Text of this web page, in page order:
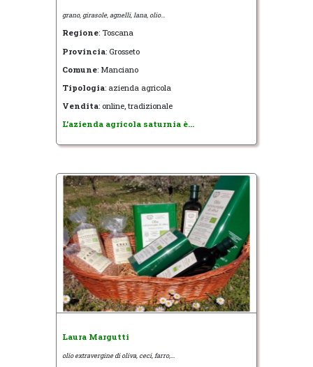
grano, girasole, agnelli, lana, olio...
Regione: Toscana
Provincia: Grosseto
Comune: Manciano
Tipologia: azienda agricola
Vendita: online, tradizionale
L'azienda agricola saturnia è...
Laura Margutti
olio extravergine di oliva, ceci, farro,...